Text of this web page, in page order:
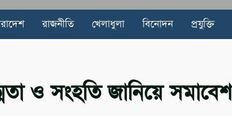
রাজনীতি খেলাধুলা বিনোদন প্রযুক্তি
ও সংহতি জানিয়ে সমাবেশ